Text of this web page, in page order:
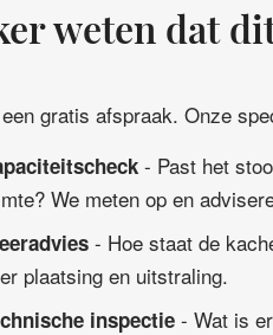
weten dat
gratis afspraak. Onze
- Past het
We meten op en
- Hoe staat de
plaatsing en uitstraling.
inspectie - Wat is